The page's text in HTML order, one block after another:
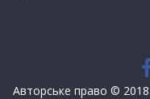
Авторське право © 2018